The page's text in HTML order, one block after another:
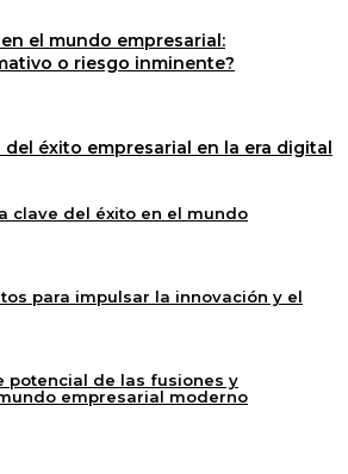
el mundo empresarial:
o riesgo inminente?
éxito empresarial en la era digital
clave del éxito en el mundo
para impulsar la innovación y el
potencial de las fusiones y
empresarial moderno